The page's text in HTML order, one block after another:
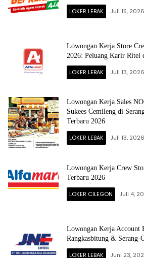
LOKER LEBAK Juli 15, 2026
Lowongan Kerja Store
2026: Peluang Karir Ritel
LOKER LEBAK Juli 13, 2026
Lowongan Kerja Sales
Sukees Cemileng di
Terbaru 2026
LOKER LEBAK Juli 13, 2026
Lowongan Kerja Crew
Terbaru 2026
LOKER CILEGON Juli 4,
Lowongan Kerja Account
Rangkasbitung & Serang-
LOKER LEBAK Juni 23,